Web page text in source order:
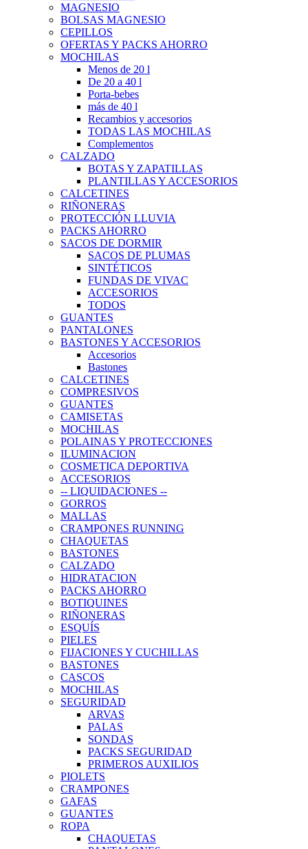
MAGNESIO
BOLSAS MAGNESIO
CEPILLOS
OFERTAS Y PACKS AHORRO
MOCHILAS
Menos de 20 l
De 20 a 40 l
Porta-bebes
más de 40 l
Recambios y accesorios
TODAS LAS MOCHILAS
Complementos
CALZADO
BOTAS Y ZAPATILLAS
PLANTILLAS Y ACCESORIOS
CALCETINES
RIÑONERAS
PROTECCIÓN LLUVIA
PACKS AHORRO
SACOS DE DORMIR
SACOS DE PLUMAS
SINTÉTICOS
FUNDAS DE VIVAC
ACCESORIOS
TODOS
GUANTES
PANTALONES
BASTONES Y ACCESORIOS
Accesorios
Bastones
CALCETINES
COMPRESIVOS
GUANTES
CAMISETAS
MOCHILAS
POLAINAS Y PROTECCIONES
ILUMINACION
COSMETICA DEPORTIVA
ACCESORIOS
-- LIQUIDACIONES --
GORROS
MALLAS
CRAMPONES RUNNING
CHAQUETAS
BASTONES
CALZADO
HIDRATACION
PACKS AHORRO
BOTIQUINES
RIÑONERAS
ESQUÍS
PIELES
FIJACIONES Y CUCHILLAS
BASTONES
CASCOS
MOCHILAS
SEGURIDAD
ARVAS
PALAS
SONDAS
PACKS SEGURIDAD
PRIMEROS AUXILIOS
PIOLETS
CRAMPONES
GAFAS
GUANTES
ROPA
CHAQUETAS